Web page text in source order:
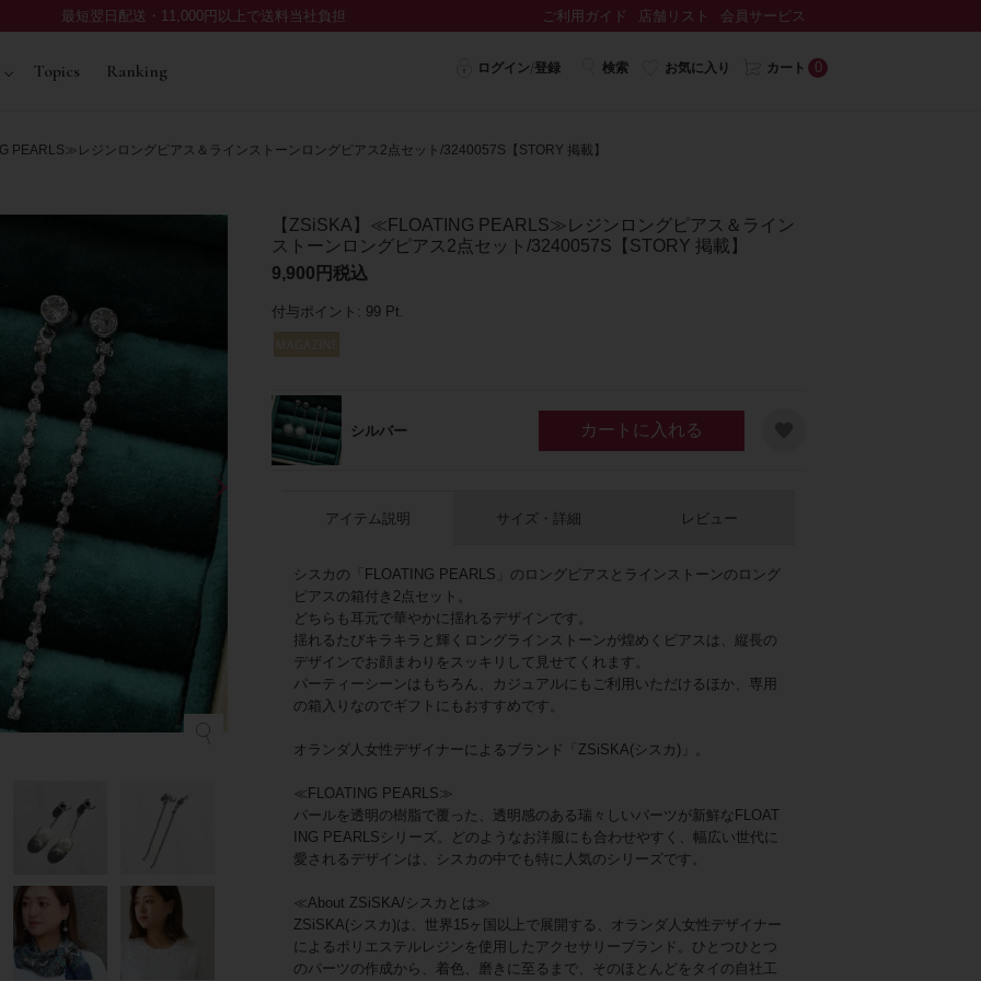
最短翌日配送・11,000円以上で送料当社負担 ご利用ガイド 店舗リスト 会員サービス
Topics Ranking ログイン/登録 検索 お気に入り カート 0
PEARLS≫レジンロングピアス＆ラインストーンロングピアス2点セット/3240057S【STORY 掲載】
【ZSiSKA】≪FLOATING PEARLS≫レジンロングピアス＆ライン
ストーンロングピアス2点セット/3240057S【STORY 掲載】
9,900
税込
付与ポイント: 99 Pt.
シルバー カートに入れる
アイテム説明
シスカの「FLOATING PEARLS」のロングピアスとラインストーンのロング
ピアスの箱付き2点セット。
どちらも耳元で華やかに揺れるデザインです。
揺れるたびキラキラと輝くロングラインストーンが煌めくピアスは、縦長の
デザインでお顔まわりをスッキリして見せてくれます。
パーティーシーンはもちろん、カジュアルにもご利用いただけるほか、専用
の箱入りなのでギフトにもおすすめです。
オランダ人女性デザイナーによるブランド「ZSiSKA(シスカ)」。
≪FLOATING PEARLS≫
パールを透明の樹脂で覆った、透明感のある瑞々しいパーツが新鮮なFLOAT
ING PEARLSシリーズ。どのようなお洋服にも合わせやすく、幅広い世代に
愛されるデザインは、シスカの中でも特に人気のシリーズです。
≪About ZSiSKA/シスカとは≫
ZSiSKA(シスカ)は、世界15ヶ国以上で展開する、オランダ人女性デザイナー
によるポリエステルレジンを使用したアクセサリーブランド。ひとつひとつ
のパーツの作成から、着色、磨きに至るまで、そのほとんどをタイの自社工
サイズ・詳細 レビュー